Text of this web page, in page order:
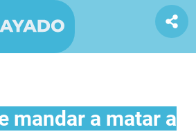
mandar a matar a